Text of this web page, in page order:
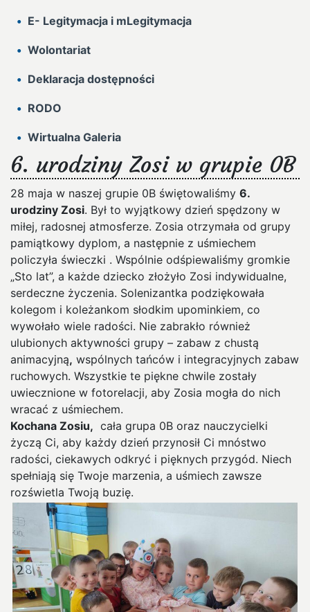
E- Legitymacja i mLegitymacja
Wolontariat
Deklaracja dostępności
RODO
Wirtualna Galeria
6. urodziny Zosi w grupie 0B
28 maja w naszej grupie 0B świętowaliśmy 6.
urodziny Zosi. Był to wyjątkowy dzień spędzony w
miłej, radosnej atmosferze. Zosia otrzymała od grupy
pamiątkowy dyplom, a następnie z uśmiechem
policzyła świeczki . Wspólnie odśpiewaliśmy gromkie
„Sto lat”, a każde dziecko złożyło Zosi indywidualne,
serdeczne życzenia. Solenizantka podziękowała
kolegom i koleżankom słodkim upominkiem, co
wywołało wiele radości. Nie zabrakło również
ulubionych aktywności grupy – zabaw z chustą
animacyjną, wspólnych tańców i integracyjnych zabaw
ruchowych. Wszystkie te piękne chwile zostały
uwiecznione w fotorelacji, aby Zosia mogła do nich
wracać z uśmiechem.
Kochana Zosiu, cała grupa 0B oraz nauczycielki
życzą Ci, aby każdy dzień przynosił Ci mnóstwo
radości, ciekawych odkryć i pięknych przygód. Niech
spełniają się Twoje marzenia, a uśmiech zawsze
rozświetla Twoją buzię.